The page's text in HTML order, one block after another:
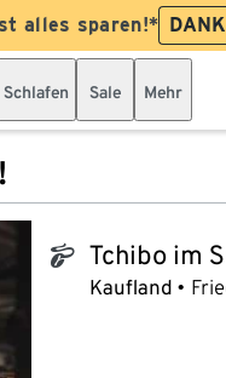
alles sparen!*
Schlafen Sale Mehr
tchibo_logo Tchibo im
Kaufland